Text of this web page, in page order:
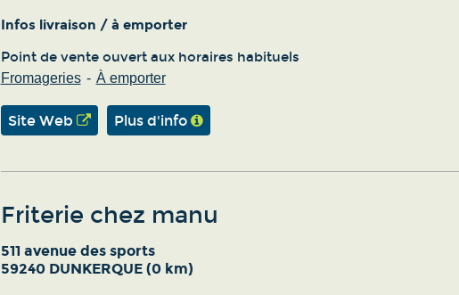
Infos livraison / à emporter
Point de vente ouvert aux horaires habituels
Fromageries À emporter
Site Web Plus d'info
Friterie chez manu
511 avenue des sports
59240 DUNKERQUE (0 km)